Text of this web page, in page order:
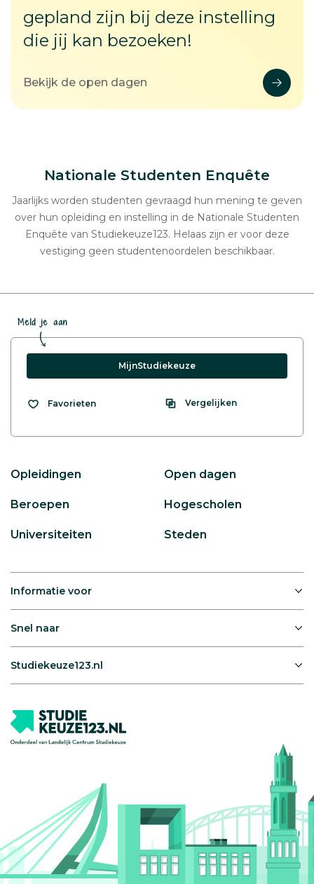
gepland zijn bij deze instelling
die jij kan bezoeken!
Bekijk de open dagen
Nationale Studenten Enquête
Jaarlijks worden studenten gevraagd hun mening te geven
over hun opleiding en instelling in de Nationale Studenten
Enquête van Studiekeuze123. Helaas zijn er voor deze
vestiging geen studentenoordelen beschikbaar.
Meld je aan
MijnStudiekeuze
Favorieten Vergelijken
Opleidingen Open dagen
Beroepen Hogescholen
Universiteiten Steden
Informatie voor
Snel naar
Studiekeuze123.nl